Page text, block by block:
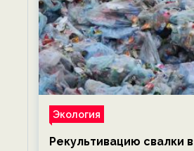
Экология
Рекультивацию свалки в